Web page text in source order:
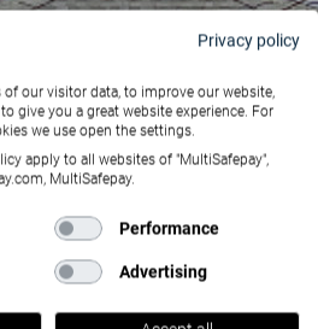
Privacy policy
of our visitor data, to improve our website,
give you a great website experience. For
we use open the settings.
apply to all websites of "MultiSafepay",
MultiSafepay.
Performance
Advertising